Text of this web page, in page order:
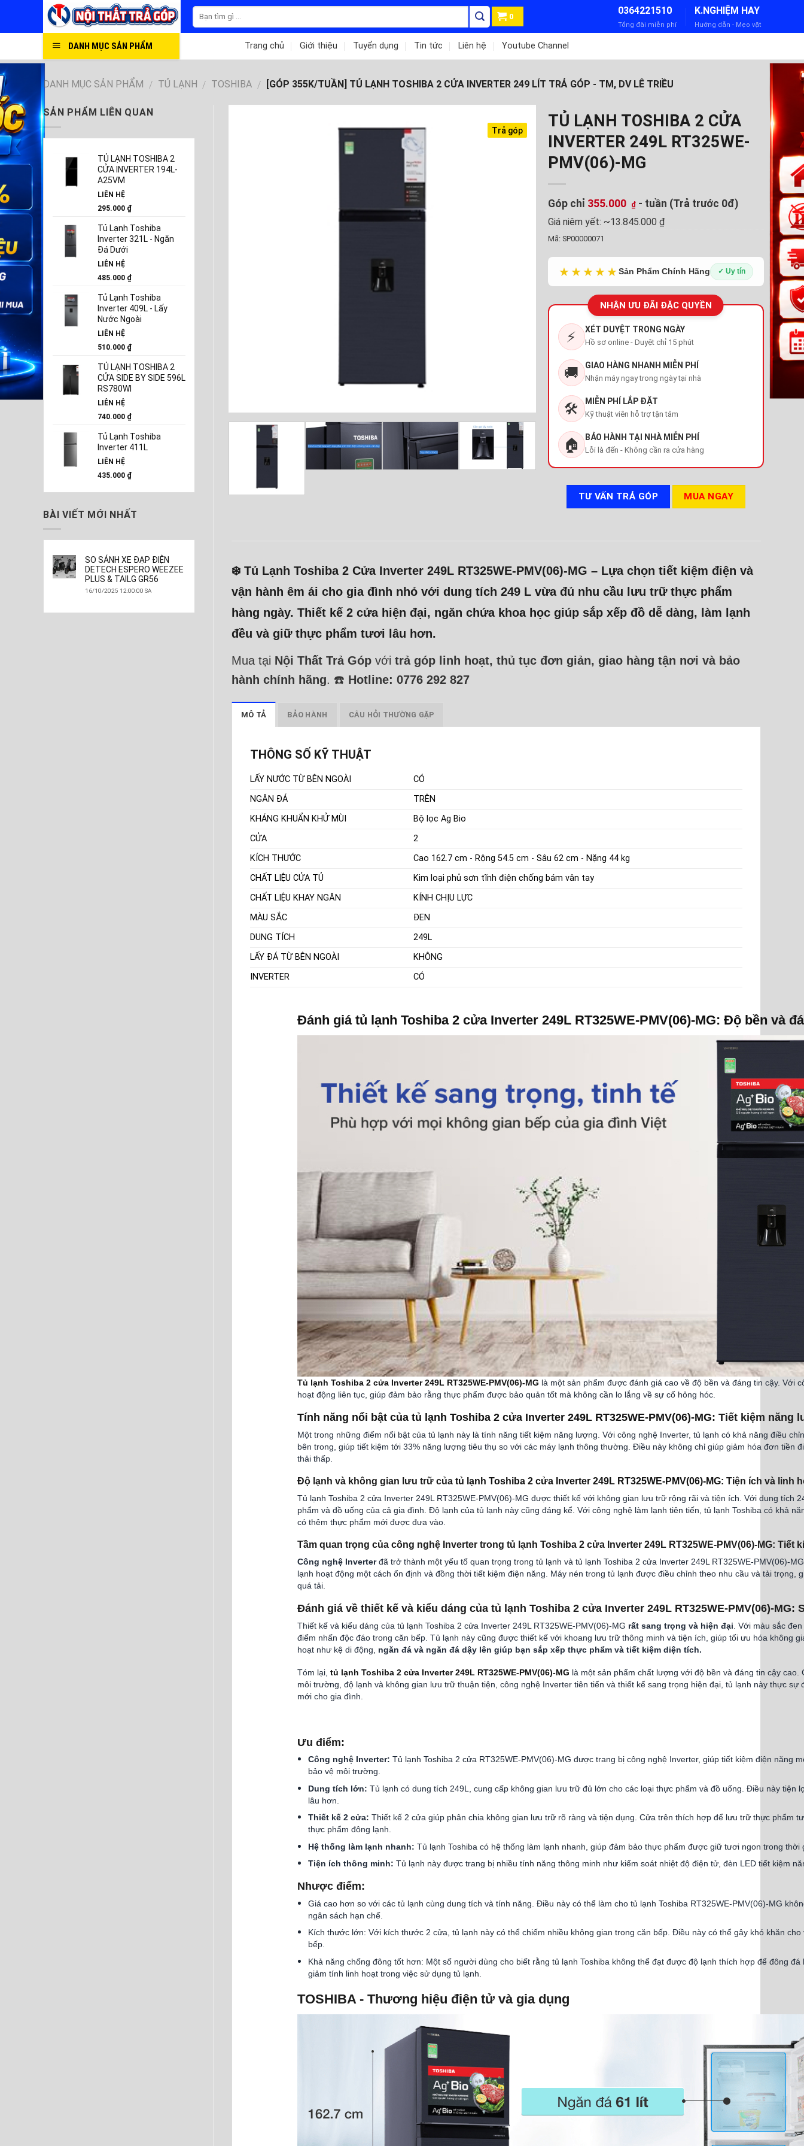
0
0364221510
Tổng đài miễn phí
K.NGHIỆM HAY
Hướng dẫn - Mẹo vặt
DANH MỤC SẢN PHẨM Trang chủ Giới thiệu Tuyển dụng Tin tức Liên hệ Youtube Channel
DANH MỤC SẢN PHẨM / TỦ LẠNH / TOSHIBA / [GÓP 355K/TUẦN] TỦ LẠNH TOSHIBA 2 CỬA INVERTER 249 LÍT TRẢ GÓP - TM, DV LÊ TRIỀU
Trả góp
TỦ LẠNH TOSHIBA 2 CỬA
INVERTER 249L RT325WE-
PMV(06)-MG
Góp chỉ 355.000 ₫ - tuần (Trả trước 0đ)
Giá niêm yết: ~13.845.000 ₫
Mã: SP00000071
★★★★★Sản Phẩm Chính Hãng ✓ Uy tín
NHẬN ƯU ĐÃI ĐẶC QUYỀN
⚡ XÉT DUYỆT TRONG NGÀY
Hồ sơ online - Duyệt chỉ 15 phút
🚚 GIAO HÀNG NHANH MIỄN PHÍ
Nhận máy ngay trong ngày tại nhà
🛠️ MIỄN PHÍ LẮP ĐẶT
Kỹ thuật viên hỗ trợ tận tâm
🏠 BẢO HÀNH TẠI NHÀ MIỄN PHÍ
Lỗi là đến - Không cần ra cửa hàng
TƯ VẤN TRẢ GÓP MUA NGAY
❄️ Tủ Lạnh Toshiba 2 Cửa Inverter 249L RT325WE‑PMV(06)‑MG – Lựa chọn tiết kiệm điện và
vận hành êm ái cho gia đình nhỏ với dung tích 249 L vừa đủ nhu cầu lưu trữ thực phẩm
hàng ngày. Thiết kế 2 cửa hiện đại, ngăn chứa khoa học giúp sắp xếp đồ dễ dàng, làm lạnh
đều và giữ thực phẩm tươi lâu hơn.
Mua tại Nội Thất Trả Góp với trả góp linh hoạt, thủ tục đơn giản, giao hàng tận nơi và bảo
hành chính hãng. ☎️ Hotline: 0776 292 827
MÔ TẢ BẢO HÀNH CÂU HỎI THƯỜNG GẶP
THÔNG SỐ KỸ THUẬT
LẤY NƯỚC TỪ BÊN NGOÀI
CÓ
NGĂN ĐÁ
TRÊN
KHÁNG KHUẨN KHỬ MÙI
Bộ lọc Ag Bio
CỬA
2
KÍCH THƯỚC
Cao 162.7 cm - Rộng 54.5 cm - Sâu 62 cm - Nặng 44 kg
CHẤT LIỆU CỬA TỦ
Kim loại phủ sơn tĩnh điện chống bám vân tay
CHẤT LIỆU KHAY NGĂN
KÍNH CHỊU LỰC
MÀU SẮC
ĐEN
DUNG TÍCH
249L
LẤY ĐÁ TỪ BÊN NGOÀI
KHÔNG
INVERTER
CÓ
Đánh giá tủ lạnh Toshiba 2 cửa Inverter 249L RT325WE-PMV(06)-MG: Độ bền và
Tủ lạnh Toshiba 2 cửa Inverter 249L RT325WE-PMV(06)-MG là một sản phẩm được đánh giá cao về độ bền và đáng tin cậy. Với
hoạt động liên tục, giúp đảm bảo rằng thực phẩm được bảo quản tốt mà không cần lo lắng về sự cố hỏng hóc.
Tính năng nổi bật của tủ lạnh Toshiba 2 cửa Inverter 249L RT325WE-PMV(06)-MG: Tiết kiệm năng
Một trong những điểm nổi bật của tủ lạnh này là tính năng tiết kiệm năng lượng. Với công nghệ Inverter, tủ lạnh có khả năng điều
bên trong, giúp tiết kiệm tới 33% năng lượng tiêu thụ so với các máy lạnh thông thường. Điều này không chỉ giúp giảm hóa đơn tiền
thải thấp.
Độ lạnh và không gian lưu trữ của tủ lạnh Toshiba 2 cửa Inverter 249L RT325WE-PMV(06)-MG: Tiện ích và linh
Tủ lạnh Toshiba 2 cửa Inverter 249L RT325WE-PMV(06)-MG được thiết kế với không gian lưu trữ rộng rãi và tiện ích. Với dung tích
phẩm và đồ uống của cả gia đình. Độ lạnh của tủ lạnh này cũng đáng kể. Với công nghệ làm lạnh tiên tiến, tủ lạnh Toshiba có khả
có thêm thực phẩm mới được đưa vào.
Tầm quan trọng của công nghệ Inverter trong tủ lạnh Toshiba 2 cửa Inverter 249L RT325WE-PMV(06)-MG: Tiết
Công nghệ Inverterđã trở thành một yếu tố quan trọng trong tủ lạnh và tủ lạnh Toshiba 2 cửa Inverter 249L RT325WE-PMV(06)-
lạnh hoạt động một cách ổn định và đồng thời tiết kiệm điện năng. Máy nén trong tủ lạnh được điều chỉnh theo nhu cầu và tải trọng,
quá tải.
Đánh giá về thiết kế và kiểu dáng của tủ lạnh Toshiba 2 cửa Inverter 249L RT325WE-PMV(06)-MG:
Thiết kế và kiểu dáng của tủ lạnh Toshiba 2 cửa Inverter 249L RT325WE-PMV(06)-MG rất sang trọng và hiện đại . Với màu sắc
điểm nhấn độc đáo trong căn bếp. Tủ lạnh này cũng được thiết kế với khoang lưu trữ thông minh và tiện ích, giúp tối ưu hóa không
hoạt như kệ di động,
ngăn đá và ngăn đá dậy lên giúp bạn sắp xếp thực phẩm và tiết kiệm diện tích.
Tóm lại, tủ lạnh Toshiba 2 cửa Inverter 249L RT325WE-PMV(06)-MG là một sản phẩm chất lượng với độ bền và đáng tin cậy
môi trường, độ lạnh và không gian lưu trữ thuận tiện, công nghệ Inverter tiên tiến và thiết kế sang trọng hiện đại, tủ lạnh này thực sự
mới cho gia đình.
Ưu điểm:
Công nghệ Inverter: Tủ lạnh Toshiba 2 cửa RT325WE-PMV(06)-MG được trang bị công nghệ Inverter, giúp tiết kiệm điện năng
bảo vệ môi trường.
Dung tích lớn: Tủ lạnh có dung tích 249L, cung cấp không gian lưu trữ đủ lớn cho các loại thực phẩm và đồ uống. Điều này tiện
lâu hơn.
Thiết kế 2 cửa: Thiết kế 2 cửa giúp phân chia không gian lưu trữ rõ ràng và tiện dụng. Cửa trên thích hợp để lưu trữ thực phẩm
thực phẩm đông lạnh.
Hệ thống làm lạnh nhanh: Tủ lạnh Toshiba có hệ thống làm lạnh nhanh, giúp đảm bảo thực phẩm được giữ tươi ngon trong
Tiện ích thông minh: Tủ lạnh này được trang bị nhiều tính năng thông minh như kiểm soát nhiệt độ điện tử, đèn LED tiết kiệm
Nhược điểm:
Giá cao hơn so với các tủ lạnh cùng dung tích và tính năng. Điều này có thể làm cho tủ lạnh Toshiba RT325WE-PMV(06)-MG
ngân sách hạn chế.
Kích thước lớn: Với kích thước 2 cửa, tủ lạnh này có thể chiếm nhiều không gian trong căn bếp. Điều này có thể gây khó khăn
bếp.
Khả năng chống đông tốt hơn: Một số người dùng cho biết rằng tủ lạnh Toshiba không thể đạt được độ lạnh thích hợp để đông
giảm tính linh hoạt trong việc sử dụng tủ lạnh.
TOSHIBA - Thương hiệu điện tử và gia dụng
SẢN PHẨM LIÊN QUAN
TỦ LẠNH TOSHIBA 2
CỬA INVERTER 194L-
A25VM
LIÊN HỆ
295.000 ₫
Tủ Lạnh Toshiba
Inverter 321L - Ngăn
Đá Dưới
LIÊN HỆ
485.000 ₫
Tủ Lạnh Toshiba
Inverter 409L - Lấy
Nước Ngoài
LIÊN HỆ
510.000 ₫
TỦ LẠNH TOSHIBA 2
CỬA SIDE BY SIDE 596L
RS780WI
LIÊN HỆ
740.000 ₫
Tủ Lạnh Toshiba
Inverter 411L
LIÊN HỆ
435.000 ₫
BÀI VIẾT MỚI NHẤT
SO SÁNH XE ĐẠP ĐIỆN
DETECH ESPERO WEEZEE
PLUS & TAILG GR56
16/10/2025 12:00:00 SA